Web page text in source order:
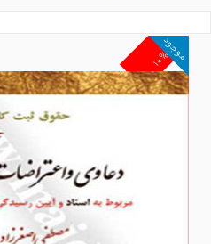
۱۰%
موجود